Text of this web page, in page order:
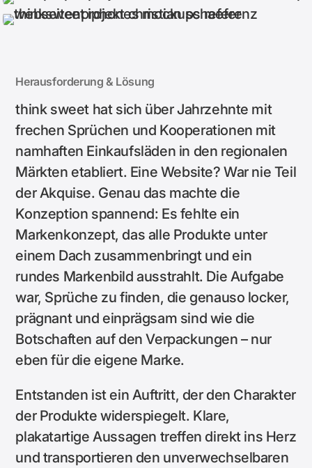
Herausforderung & Lösung
think sweet hat sich über Jahrzehnte mit
frechen Sprüchen und Kooperationen mit
namhaften Einkaufsläden in den regionalen
Märkten etabliert. Eine Website? War nie Teil
der Akquise. Genau das machte die
Konzeption spannend: Es fehlte ein
Markenkonzept, das alle Produkte unter
einem Dach zusammenbringt und ein
rundes Markenbild ausstrahlt. Die Aufgabe
war, Sprüche zu finden, die genauso locker,
prägnant und einprägsam sind wie die
Botschaften auf den Verpackungen – nur
eben für die eigene Marke.
Entstanden ist ein Auftritt, der den Charakter
der Produkte widerspiegelt. Klare,
plakatartige Aussagen treffen direkt ins Herz
und transportieren den unverwechselbaren